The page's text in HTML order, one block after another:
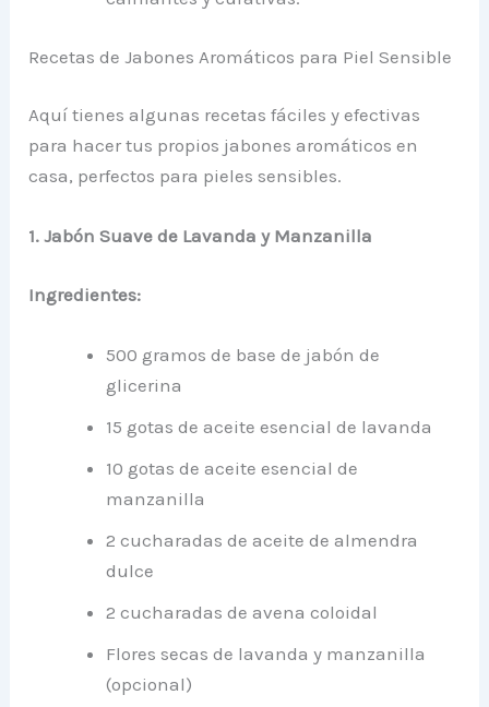
Recetas de Jabones Aromáticos para Piel Sensible
Aquí tienes algunas recetas fáciles y efectivas
para hacer tus propios jabones aromáticos en
casa, perfectos para pieles sensibles.
1. Jabón Suave de Lavanda y Manzanilla
Ingredientes:
500 gramos de base de jabón de
glicerina
15 gotas de aceite esencial de lavanda
10 gotas de aceite esencial de
manzanilla
2 cucharadas de aceite de almendra
dulce
2 cucharadas de avena coloidal
Flores secas de lavanda y manzanilla
(opcional)